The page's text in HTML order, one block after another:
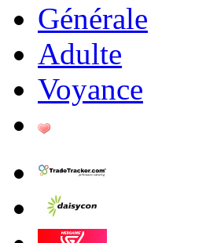
Générale
Adulte
Voyance